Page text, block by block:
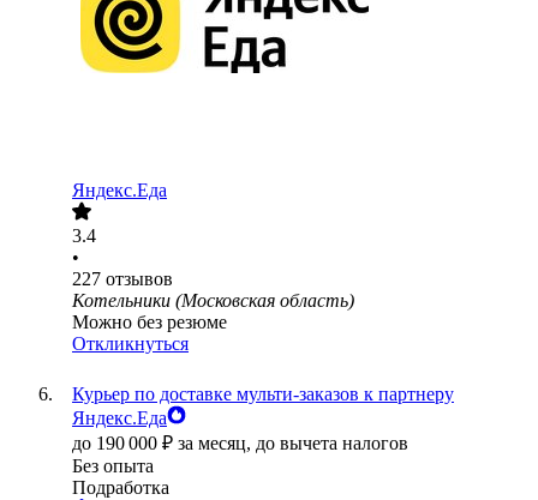
Яндекс.Еда
3.4
•
227 отзывов
Котельники (Московская область)
Можно без резюме
Откликнуться
Курьер по доставке мульти-заказов к партнеру
Яндекс.Еда
до 190 000 ₽ за месяц, до вычета налогов
Без опыта
Подработка